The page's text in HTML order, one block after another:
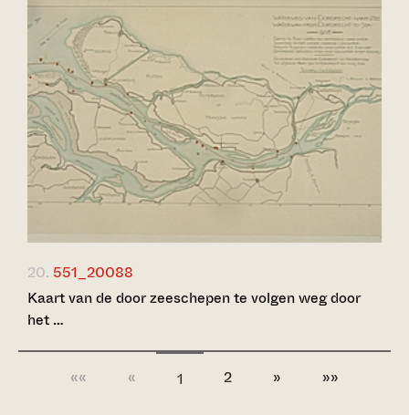
20. 551_20088
Kaart van de door zeeschepen te volgen weg door
het …
«« « 1 2 » »»